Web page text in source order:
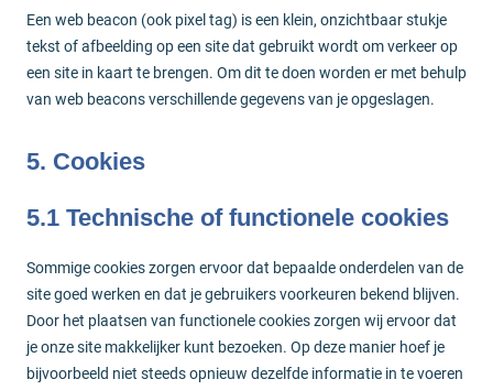
Een web beacon (ook pixel tag) is een klein, onzichtbaar stukje
tekst of afbeelding op een site dat gebruikt wordt om verkeer op
een site in kaart te brengen. Om dit te doen worden er met behulp
van web beacons verschillende gegevens van je opgeslagen.
5. Cookies
5.1 Technische of functionele cookies
Sommige cookies zorgen ervoor dat bepaalde onderdelen van de
site goed werken en dat je gebruikers voorkeuren bekend blijven.
Door het plaatsen van functionele cookies zorgen wij ervoor dat
je onze site makkelijker kunt bezoeken. Op deze manier hoef je
bijvoorbeeld niet steeds opnieuw dezelfde informatie in te voeren